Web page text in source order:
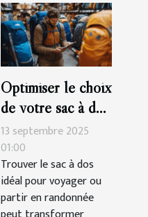
Optimiser le choix
de votre sac à dos
pour voyages et
randonnées
13 septembre 2025
01:00
Trouver le sac à dos
idéal pour voyager ou
partir en randonnée